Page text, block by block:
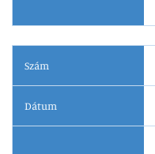
Szám
Dátum